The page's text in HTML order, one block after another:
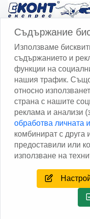
Изчисли доставката с Еконт
Изчисли доставката със Спиди
Съдържание
Използваме
съдържанието и
функции на
нашия трафик.
относно
страна с нашите
реклама и анализи
обработва личната
комбинират с
предоставили или
използване на
Copyright © 2013 -